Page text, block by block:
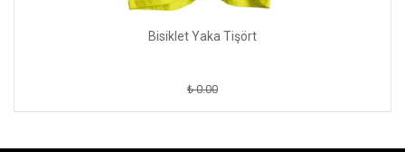
Bisiklet Yaka Tişört
₺ 0.00